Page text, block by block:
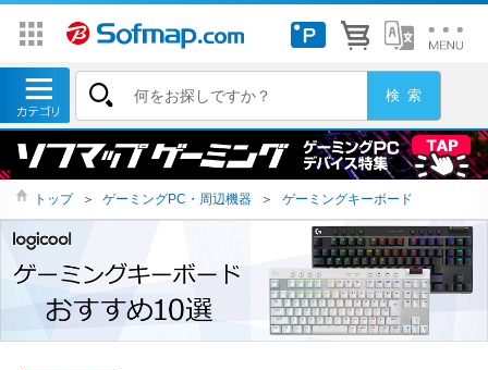
トップ ＞ ゲーミングPC・周辺機器 ＞ ゲーミングキーボード